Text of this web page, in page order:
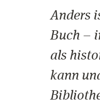
Anders
Buch –
als
kann